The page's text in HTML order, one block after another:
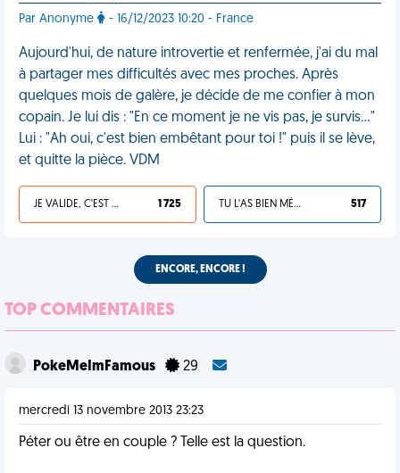
Par Anonyme - 16/12/2023 10:20 - France
Aujourd'hui, de nature introvertie et renfermée, j'ai du mal
à partager mes difficultés avec mes proches. Après
quelques mois de galère, je décide de me confier à mon
copain. Je lui dis : "En ce moment je ne vis pas, je survis…"
Lui : "Ah oui, c'est bien embêtant pour toi !" puis il se lève,
et quitte la pièce. VDM
JE VALIDE, C'EST UNE VDM 1 725 TU L'AS BIEN MÉRITÉ 517
ENCORE, ENCORE !
TOP COMMENTAIRES
PokeMeImFamous 29
mercredi 13 novembre 2013 23:23
Péter ou être en couple ? Telle est la question.